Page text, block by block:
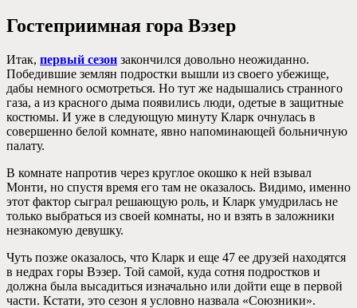
Гостеприимная гора Вэзер
Итак, первый сезон закончился довольно неожиданно.
Победившие землян подростки вышли из своего убежище,
дабы немного осмотреться. Но тут же надышались странного
газа, а из красного дыма появились люди, одетые в защитные
костюмы. И уже в следующую минуту Кларк очнулась в
совершенно белой комнате, явно напоминающей больничную
палату.
В комнате напротив через круглое окошко к ней взывал
Монти, но спустя время его там не оказалось. Видимо, именно
этот фактор сыграл решающую роль, и Кларк умудрилась не
только выбраться из своей комнаты, но и взять в заложники
незнакомую девушку.
Чуть позже оказалось, что Кларк и еще 47 ее друзей находятся
в недрах горы Вэзер. Той самой, куда сотня подростков и
должна была высадиться изначально или дойти еще в первой
части. Кстати, это сезон я условно назвала «Союзники».